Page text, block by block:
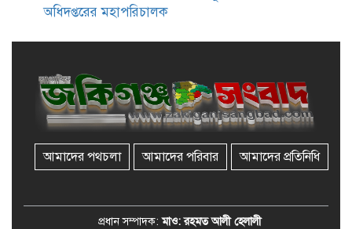
জকিগঞ্জে সাজাপ্রাপ্ত আসামিসহ
রেলপথে যুক্ত হবে জকিগঞ্জ-কানাইঘাট,
শুরু হচ্ছে সম্ভাব্যতা সমীক্ষা
ছবি ঘিরে আলোচনা!
অধিদপ্তরের মহাপরিচালক
আমাদের পথচলা আমাদের পরিবার আমাদের প্রতিনিধি
প্রধান সম্পাদক:মাও: রহমত আলী হেলালী